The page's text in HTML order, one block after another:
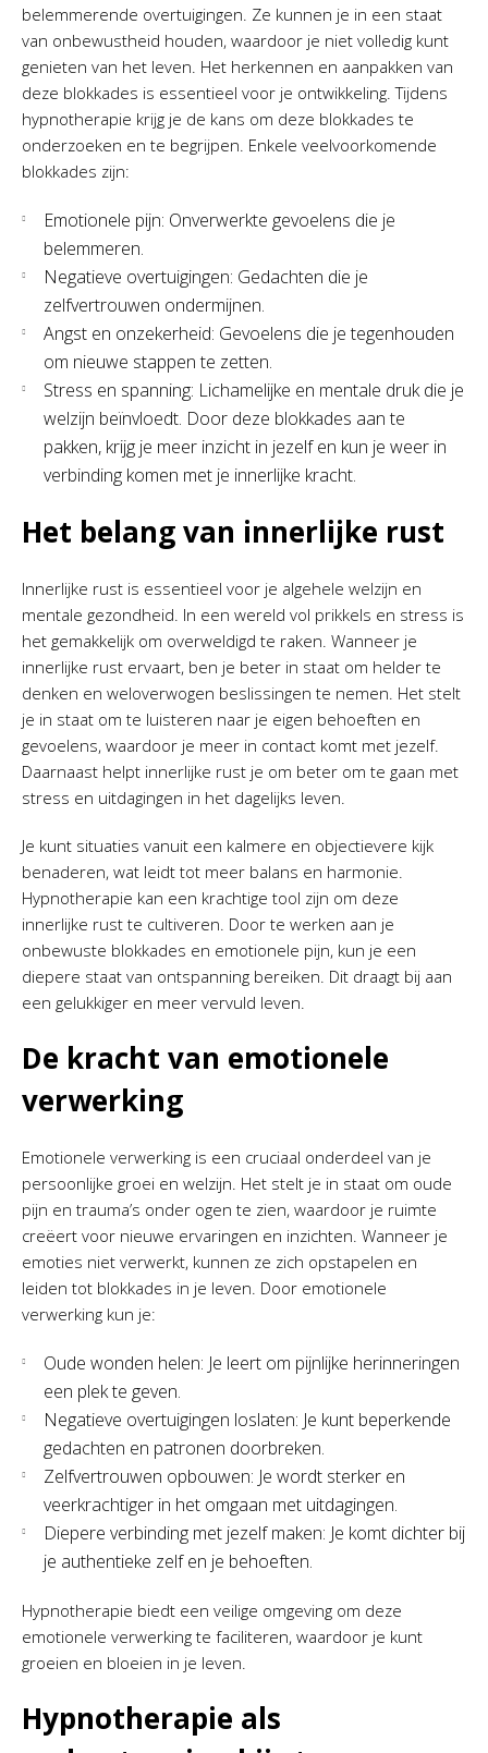
belemmerende overtuigingen. Ze kunnen je in een staat
van onbewustheid houden, waardoor je niet volledig kunt
genieten van het leven. Het herkennen en aanpakken van
deze blokkades is essentieel voor je ontwikkeling. Tijdens
hypnotherapie krijg je de kans om deze blokkades te
onderzoeken en te begrijpen. Enkele veelvoorkomende
blokkades zijn:
Emotionele pijn: Onverwerkte gevoelens die je
belemmeren.
Negatieve overtuigingen: Gedachten die je
zelfvertrouwen ondermijnen.
Angst en onzekerheid: Gevoelens die je tegenhouden
om nieuwe stappen te zetten.
Stress en spanning: Lichamelijke en mentale druk die je
welzijn beïnvloedt. Door deze blokkades aan te
pakken, krijg je meer inzicht in jezelf en kun je weer in
verbinding komen met je innerlijke kracht.
Het belang van innerlijke rust
Innerlijke rust is essentieel voor je algehele welzijn en
mentale gezondheid. In een wereld vol prikkels en stress is
het gemakkelijk om overweldigd te raken. Wanneer je
innerlijke rust ervaart, ben je beter in staat om helder te
denken en weloverwogen beslissingen te nemen. Het stelt
je in staat om te luisteren naar je eigen behoeften en
gevoelens, waardoor je meer in contact komt met jezelf.
Daarnaast helpt innerlijke rust je om beter om te gaan met
stress en uitdagingen in het dagelijks leven.
Je kunt situaties vanuit een kalmere en objectievere kijk
benaderen, wat leidt tot meer balans en harmonie.
Hypnotherapie kan een krachtige tool zijn om deze
innerlijke rust te cultiveren. Door te werken aan je
onbewuste blokkades en emotionele pijn, kun je een
diepere staat van ontspanning bereiken. Dit draagt bij aan
een gelukkiger en meer vervuld leven.
De kracht van emotionele
verwerking
Emotionele verwerking is een cruciaal onderdeel van je
persoonlijke groei en welzijn. Het stelt je in staat om oude
pijn en trauma’s onder ogen te zien, waardoor je ruimte
creëert voor nieuwe ervaringen en inzichten. Wanneer je
emoties niet verwerkt, kunnen ze zich opstapelen en
leiden tot blokkades in je leven. Door emotionele
verwerking kun je:
Oude wonden helen: Je leert om pijnlijke herinneringen
een plek te geven.
Negatieve overtuigingen loslaten: Je kunt beperkende
gedachten en patronen doorbreken.
Zelfvertrouwen opbouwen: Je wordt sterker en
veerkrachtiger in het omgaan met uitdagingen.
Diepere verbinding met jezelf maken: Je komt dichter bij
je authentieke zelf en je behoeften.
Hypnotherapie biedt een veilige omgeving om deze
emotionele verwerking te faciliteren, waardoor je kunt
groeien en bloeien in je leven.
Hypnotherapie als